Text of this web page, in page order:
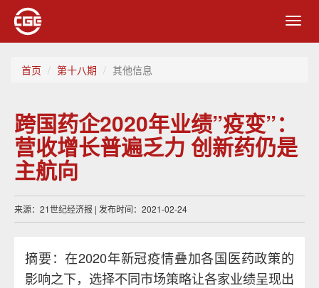
首页 第十八期 其他信息
跨国药企2020年业绩”疫变”：
营收增长普遍乏力 创新药仍是
主航向
来源：21世纪经济报 | 发布时间：2021-02-24
摘要：在2020年新冠疫情叠加各国医药政策的
影响之下，选择不同市场策略让各家业绩呈现出